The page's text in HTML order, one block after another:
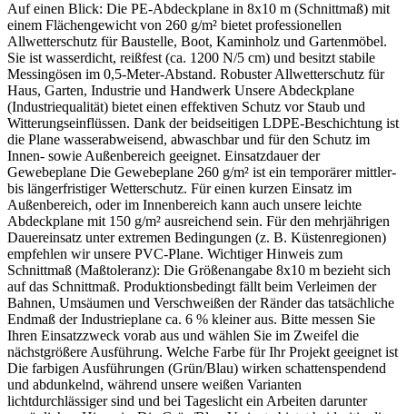
Auf einen Blick: Die PE-Abdeckplane in 8x10 m (Schnittmaß) mit
einem Flächengewicht von 260 g/m² bietet professionellen
Allwetterschutz für Baustelle, Boot, Kaminholz und Gartenmöbel.
Sie ist wasserdicht, reißfest (ca. 1200 N/5 cm) und besitzt stabile
Messingösen im 0,5-Meter-Abstand. Robuster Allwetterschutz für
Haus, Garten, Industrie und Handwerk Unsere Abdeckplane
(Industriequalität) bietet einen effektiven Schutz vor Staub und
Witterungseinflüssen. Dank der beidseitigen LDPE-Beschichtung ist
die Plane wasserabweisend, abwaschbar und für den Schutz im
Innen- sowie Außenbereich geeignet. Einsatzdauer der
Gewebeplane Die Gewebeplane 260 g/m² ist ein temporärer mittler-
bis längerfristiger Wetterschutz. Für einen kurzen Einsatz im
Außenbereich, oder im Innenbereich kann auch unsere leichte
Abdeckplane mit 150 g/m² ausreichend sein. Für den mehrjährigen
Dauereinsatz unter extremen Bedingungen (z. B. Küstenregionen)
empfehlen wir unsere PVC-Plane. Wichtiger Hinweis zum
Schnittmaß (Maßtoleranz): Die Größenangabe 8x10 m bezieht sich
auf das Schnittmaß. Produktionsbedingt fällt beim Verleimen der
Bahnen, Umsäumen und Verschweißen der Ränder das tatsächliche
Endmaß der Industrieplane ca. 6 % kleiner aus. Bitte messen Sie
Ihren Einsatzzweck vorab aus und wählen Sie im Zweifel die
nächstgrößere Ausführung. Welche Farbe für Ihr Projekt geeignet ist
Die farbigen Ausführungen (Grün/Blau) wirken schattenspendend
und abdunkelnd, während unsere weißen Varianten
lichtdurchlässiger sind und bei Tageslicht ein Arbeiten darunter